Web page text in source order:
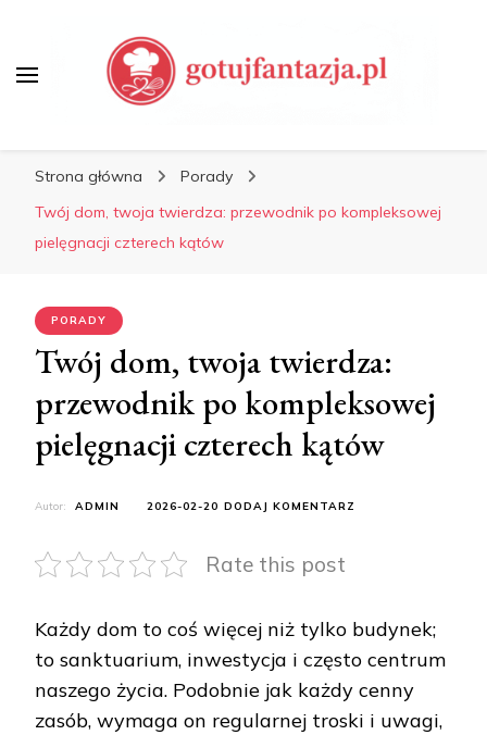
Gotować
Porady Kulinarne, Jak
Gotować
Strona główna
Porady
Twój dom, twoja twierdza: przewodnik po kompleksowej
pielęgnacji czterech kątów
PORADY
Twój dom, twoja twierdza:
przewodnik po kompleksowej
pielęgnacji czterech kątów
Autor: ADMIN 2026-02-20 DODAJ KOMENTARZ
PO
KOMPLEKSOWEJ
PIELĘGNACJI
KĄTÓW
Rate this post
Każdy dom to coś więcej niż tylko budynek;
to sanktuarium, inwestycja i często centrum
naszego życia. Podobnie jak każdy cenny
zasób, wymaga on regularnej troski i uwagi,